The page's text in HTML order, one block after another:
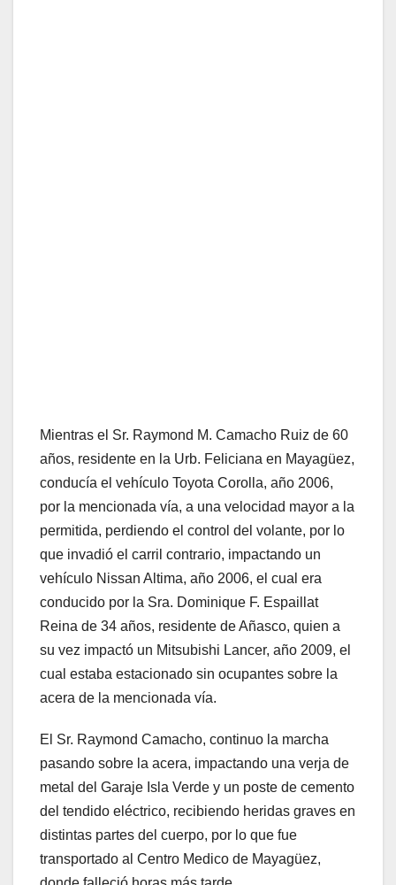
Mientras el Sr. Raymond M. Camacho Ruiz de 60
años, residente en la Urb. Feliciana en Mayagüez,
conducía el vehículo Toyota Corolla, año 2006,
por la mencionada vía, a una velocidad mayor a la
permitida, perdiendo el control del volante, por lo
que invadió el carril contrario, impactando un
vehículo Nissan Altima, año 2006, el cual era
conducido por la Sra. Dominique F. Espaillat
Reina de 34 años, residente de Añasco, quien a
su vez impactó un Mitsubishi Lancer, año 2009, el
cual estaba estacionado sin ocupantes sobre la
acera de la mencionada vía.
El Sr. Raymond Camacho, continuo la marcha
pasando sobre la acera, impactando una verja de
metal del Garaje Isla Verde y un poste de cemento
del tendido eléctrico, recibiendo heridas graves en
distintas partes del cuerpo, por lo que fue
transportado al Centro Medico de Mayagüez,